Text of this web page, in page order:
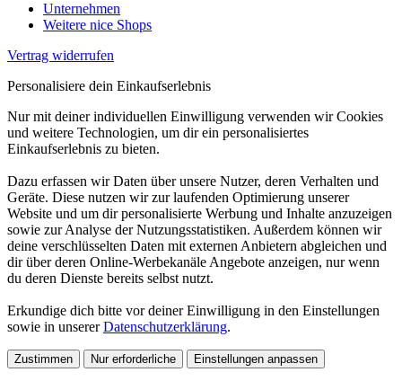
Unternehmen
Weitere nice Shops
Vertrag widerrufen
Personalisiere dein Einkaufserlebnis
Nur mit deiner individuellen Einwilligung verwenden wir Cookies
und weitere Technologien, um dir ein personalisiertes
Einkaufserlebnis zu bieten.
Dazu erfassen wir Daten über unsere Nutzer, deren Verhalten und
Geräte. Diese nutzen wir zur laufenden Optimierung unserer
Website und um dir personalisierte Werbung und Inhalte anzuzeigen
sowie zur Analyse der Nutzungsstatistiken. Außerdem können wir
deine verschlüsselten Daten mit externen Anbietern abgleichen und
dir über deren Online-Werbekanäle Angebote anzeigen, nur wenn
du deren Dienste bereits selbst nutzt.
Erkundige dich bitte vor deiner Einwilligung in den Einstellungen
sowie in unsererDatenschutzerklärung.
Zustimmen Nur erforderliche Einstellungen anpassen